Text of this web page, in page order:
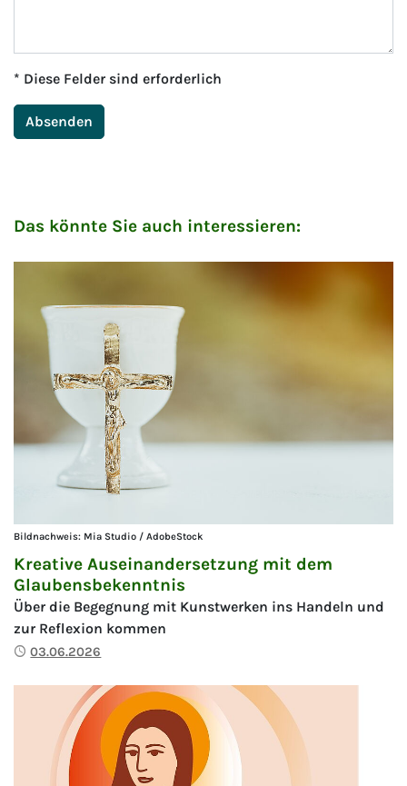
* Diese Felder sind erforderlich
Absenden
Das könnte Sie auch interessieren:
Bildnachweis: Mia Studio / AdobeStock
Kreative Auseinandersetzung mit dem
Glaubensbekenntnis
Über die Begegnung mit Kunstwerken ins Handeln und
zur Reflexion kommen
Publiziert
03.06.2026